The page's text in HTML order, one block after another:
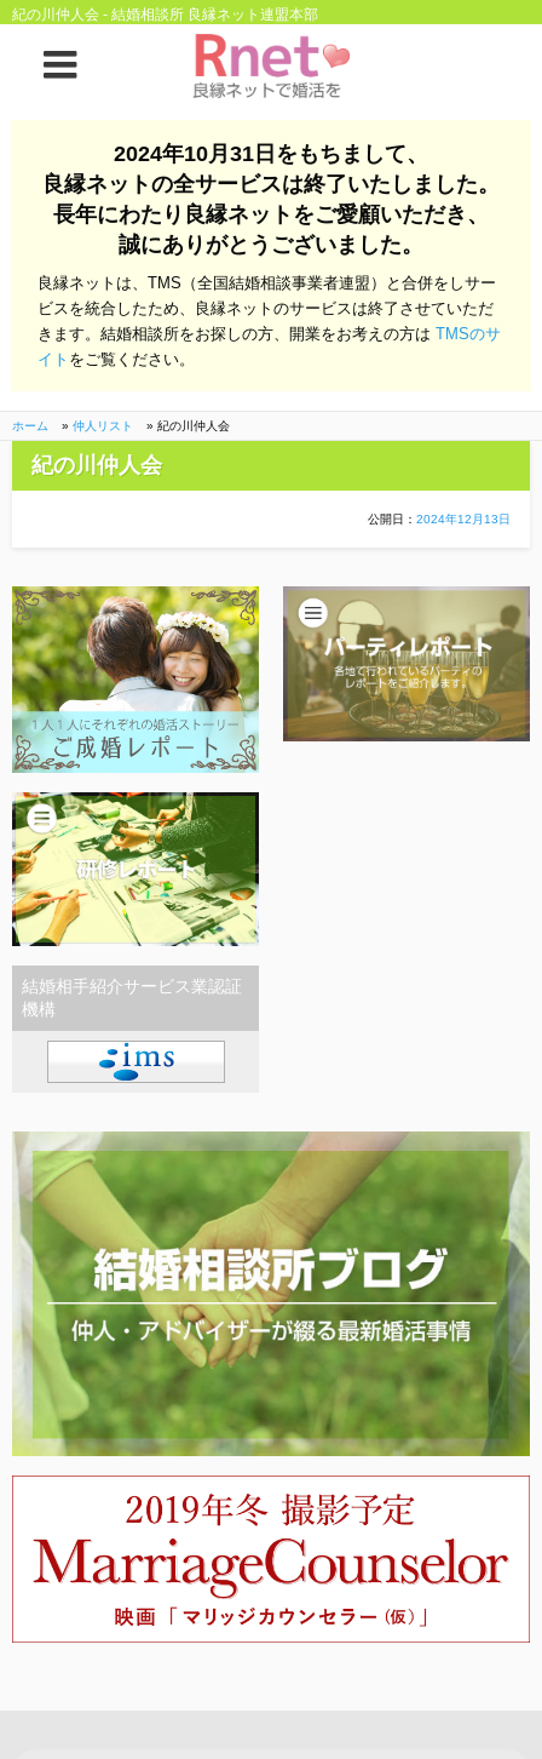
良縁ネットとは
お金のこと
会社概要
よくある質問
る質問
開業支援
お金のこと
会社概要
一般のよくある質問
相談室からのよくある質問
紀の川仲人会 - 結婚相談所 良縁ネット連盟本部
2024年10月31日をもちまして、
良縁ネットの全サービスは終了いたしました。
長年にわたり良縁ネットをご愛顧いただき、
誠にありがとうございました。
良縁ネットは、TMS（全国結婚相談事業者連盟）と合併をしサー
ビスを統合したため、良縁ネットのサービスは終了させていただ
きます。結婚相談所をお探しの方、開業をお考えの方はTMSのサ
イト をご覧ください。
ホーム » 仲人リスト » 紀の川仲人会
結婚相手紹介サービス業認証
機構
紀の川仲人会
公開日： 2024年12月13日